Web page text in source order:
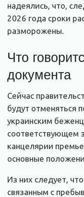
надеялись, что,
2026 года сроки
разморожены.
Что
документа
Сейчас
будут отменяться
украинским
соответствующем
канцелярии
основные
Из них следует,
связанным с